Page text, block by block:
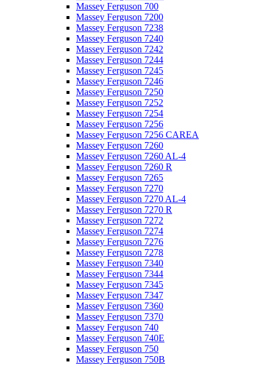
Massey Ferguson 700
Massey Ferguson 7200
Massey Ferguson 7238
Massey Ferguson 7240
Massey Ferguson 7242
Massey Ferguson 7244
Massey Ferguson 7245
Massey Ferguson 7246
Massey Ferguson 7250
Massey Ferguson 7252
Massey Ferguson 7254
Massey Ferguson 7256
Massey Ferguson 7256 CAREA
Massey Ferguson 7260
Massey Ferguson 7260 AL-4
Massey Ferguson 7260 R
Massey Ferguson 7265
Massey Ferguson 7270
Massey Ferguson 7270 AL-4
Massey Ferguson 7270 R
Massey Ferguson 7272
Massey Ferguson 7274
Massey Ferguson 7276
Massey Ferguson 7278
Massey Ferguson 7340
Massey Ferguson 7344
Massey Ferguson 7345
Massey Ferguson 7347
Massey Ferguson 7360
Massey Ferguson 7370
Massey Ferguson 740
Massey Ferguson 740E
Massey Ferguson 750
Massey Ferguson 750B